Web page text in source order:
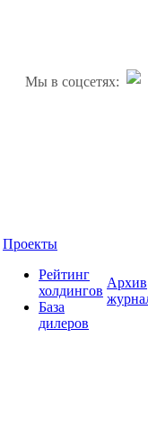
Мы в соцсетях:
Проекты
Рейтинг
холдингов
База
дилеров
Архив